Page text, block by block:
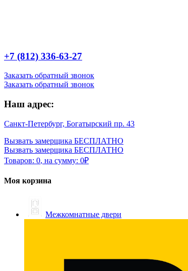
+7 (812) 336-63-27
Заказать обратный звонок
Заказать обратный звонок
Наш адрес:
Санкт-Петербург, Богатырский пр. 43
Вызвать замерщика БЕСПЛАТНО
Вызвать замерщика БЕСПЛАТНО
Товаров: 0, на сумму: 0₽
Моя корзина
Межкомнатные двери